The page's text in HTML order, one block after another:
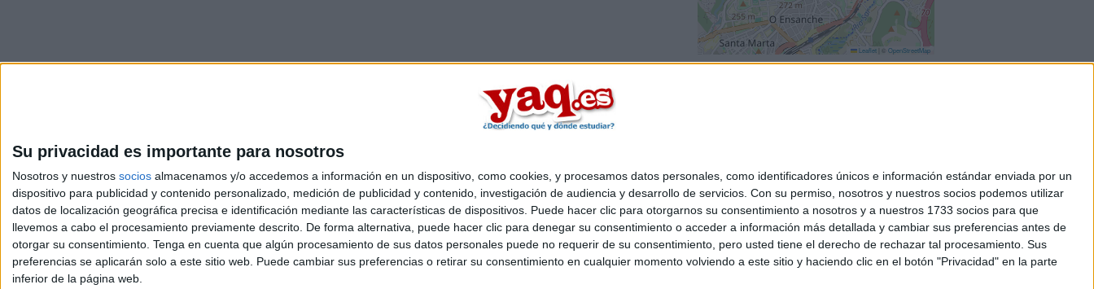
Su privacidad es importante para nosotros
Nosotros y nuestros socios almacenamos y/o accedemos a información en un dispositivo, como cookies, y procesamos datos personales, como identificadores únicos e información estándar enviada por un
dispositivo para publicidad y contenido personalizado, medición de publicidad y contenido, investigación de audiencia y desarrollo de servicios. Con su permiso, nosotros y nuestros socios podemos utilizar
datos de localización geográfica precisa e identificación mediante las características de dispositivos. Puede hacer clic para otorgarnos su consentimiento a nosotros y a nuestros 1733 socios para que
llevemos a cabo el procesamiento previamente descrito. De forma alternativa, puede hacer clic para denegar su consentimiento o acceder a información más detallada y cambiar sus preferencias antes de
otorgar su consentimiento. Tenga en cuenta que algún procesamiento de sus datos personales puede no requerir de su consentimiento, pero usted tiene el derecho de rechazar tal procesamiento. Sus
preferencias se aplicarán solo a este sitio web. Puede cambiar sus preferencias o retirar su consentimiento en cualquier momento volviendo a este sitio y haciendo clic en el botón "Privacidad" en la parte
inferior de la página web.
Leaflet © OpenStreetMap
Quiénes somos|Contactar|Anúnciate
Aviso legal|Politica de privacidad|Condiciones generales|Política de cookies
© 2003-2026Compás Mediterráneo S.L.- Diego de León 47 - 28006 Madrid [ESPAÑA] - Tel. +34 91 593 2767